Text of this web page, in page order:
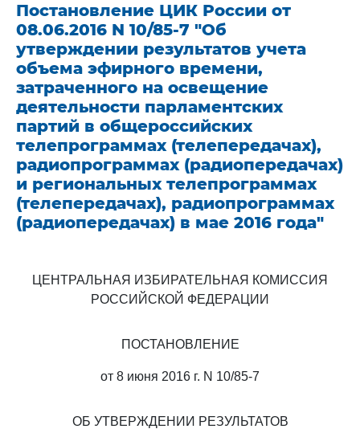
Постановление ЦИК России от
08.06.2016 N 10/85-7 "Об
утверждении результатов учета
объема эфирного времени,
затраченного на освещение
деятельности парламентских
партий в общероссийских
телепрограммах (телепередачах),
радиопрограммах (радиопередачах)
и региональных телепрограммах
(телепередачах), радиопрограммах
(радиопередачах) в мае 2016 года"
ЦЕНТРАЛЬНАЯ ИЗБИРАТЕЛЬНАЯ КОМИССИЯ
РОССИЙСКОЙ ФЕДЕРАЦИИ
ПОСТАНОВЛЕНИЕ
от 8 июня 2016 г. N 10/85-7
ОБ УТВЕРЖДЕНИИ РЕЗУЛЬТАТОВ